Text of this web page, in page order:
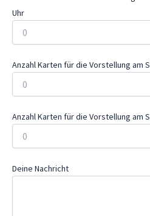
Uhr
Anzahl Karten für die Vorstellung am
Anzahl Karten für die Vorstellung am
Deine Nachricht